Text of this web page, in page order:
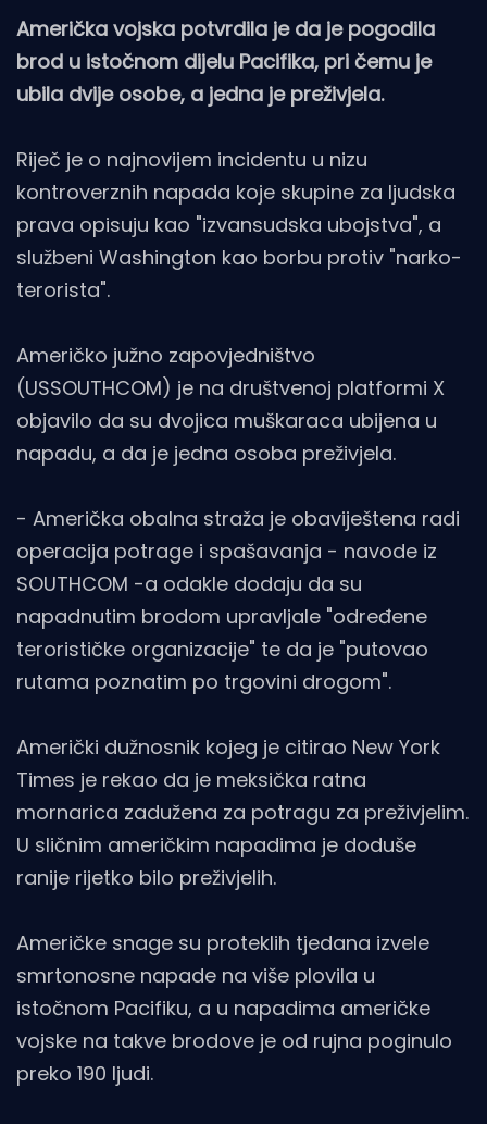
Američka vojska potvrdila je da je pogodila
brod u istočnom dijelu Pacifika, pri čemu je
ubila dvije osobe, a jedna je preživjela.
Riječ je o najnovijem incidentu u nizu
kontroverznih napada koje skupine za ljudska
prava opisuju kao "izvansudska ubojstva", a
službeni Washington kao borbu protiv "narko-
terorista".
Američko južno zapovjedništvo
(USSOUTHCOM) je na društvenoj platformi X
objavilo da su dvojica muškaraca ubijena u
napadu, a da je jedna osoba preživjela.
- Američka obalna straža je obaviještena radi
operacija potrage i spašavanja - navode iz
SOUTHCOM -a odakle dodaju da su
napadnutim brodom upravljale "određene
terorističke organizacije" te da je "putovao
rutama poznatim po trgovini drogom".
Američki dužnosnik kojeg je citirao New York
Times je rekao da je meksička ratna
mornarica zadužena za potragu za preživjelim.
U sličnim američkim napadima je doduše
ranije rijetko bilo preživjelih.
Američke snage su proteklih tjedana izvele
smrtonosne napade na više plovila u
istočnom Pacifiku, a u napadima američke
vojske na takve brodove je od rujna poginulo
preko 190 ljudi.